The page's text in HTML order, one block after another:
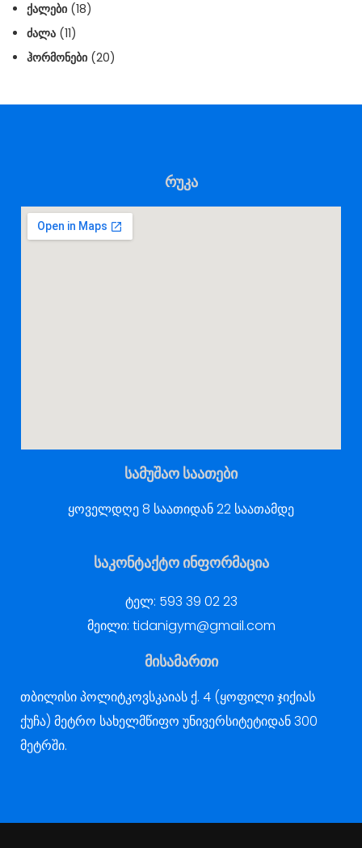
ᲥᲐᲚᲔᲑᲘ (18)
ᲫᲐᲚᲐ (11)
ᲰᲝᲠᲛᲝᲜᲔᲑᲘ (20)
რუკა
სამუშაო საათები
ყოველდღე 8 საათიდან 22 საათამდე
საკონტაქტო ინფორმაცია
ტელ: 593 39 02 23
მეილი: tidanigym@gmail.com
მისამართი
თბილისი პოლიტკოვსკაიას ქ. 4 (ყოფილი ჯიქიას
ქუჩა) მეტრო სახელმწიფო უნივერსიტეტიდან 300
მეტრში.